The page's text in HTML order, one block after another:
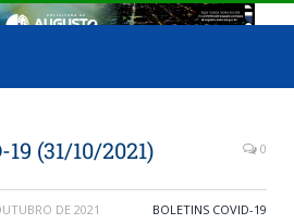
(31/10/2021) 0
DE 2021 BOLETINS COVID-19